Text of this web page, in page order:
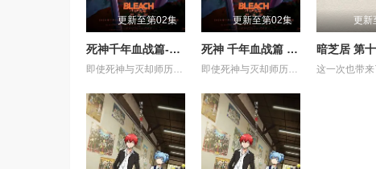
更新至第02集
死神千年血战篇-祸进谭-
即使死神与灭却师历经千年的血战尽头，毁灭的未来已隐约可见── 王族特务·零番队迎击企图侵入灵王宫的友哈巴赫。 然而，灭却师之王及其亲卫队击溃了零番队壮烈的卍解，最终踏入灵王大内里。 从兵主部一兵卫手中接过守护灵王重任的黑崎一护等人， 却因友哈巴赫的诡计，使一护挥剑斩向了灵王。 灵王之死──意味着三界的崩溃。 各界出现&quot;扭曲&quot;，毁灭的预兆开始笼罩世界。 护廷十三队与残存的灭却师联手，向灵王宫进发。 但灵王宫已落入&quot;看不见的帝国&quot;之手，化身为&quot;真世界城&quot;。 亲卫队在那座仿佛嘲笑着死神们、耸立于天空的城中严阵以待。 护廷十三队与亲卫队在&quot;真世界城&quot;各处展开激战。 一护理解了雨龙的真正心意，作为互相信赖的同伴，再次坚定了守护世界的决心。 已成为超越&quot;全知全能&quot;存在的友哈巴赫。 赌上三界存亡的壮烈战斗，正迈向终局。 在混沌之祸前方等待的，是绝望还是希望──
更新至第02集
死神 千年血战篇 -祸进谭-
即使死神与灭却师历经千年的血战尽头，毁灭的未来已隐约可见── 王族特务·零番队迎击企图侵入灵王宫的友哈巴赫。 然而，灭却师之王及其亲卫队击溃了零番队壮烈的卍解，最终踏入灵王大内里。 从兵主部一兵卫手中接过守护灵王重任的黑崎一护等人， 却因友哈巴赫的诡计，使一护挥剑斩向了灵王。 灵王之死──意味着三界的崩溃。 各界出现"扭曲"，毁灭的预兆开始笼罩世界。 护廷十三队与残存的灭却师联手，向灵王宫进发。 但灵王宫已落入"看不见的帝国"之手，化身为"真世界城"。 亲卫队在那座仿佛嘲笑着死神们、耸立于天空的城中严阵以待。 护廷十三队与亲卫队在"真世界城"各处展开激战。 一护理解了雨龙的真正心意，作为互相信赖的同伴，再次坚定了守护世界的决心。 已成为超越"全知全能"存在的友哈巴赫。 赌上三界存亡的壮烈战斗，正迈向终局。 在混沌之祸前方等待的，是绝望还是希望──
更新
暗芝居 第